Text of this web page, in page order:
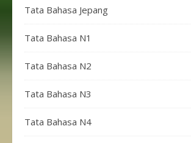
Tata Bahasa Jepang
Tata Bahasa N1
Tata Bahasa N2
Tata Bahasa N3
Tata Bahasa N4